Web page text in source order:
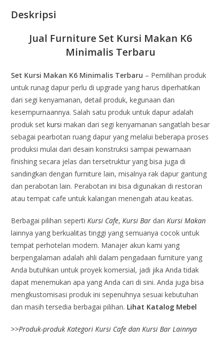
Deskripsi
Jual Furniture Set Kursi Makan K6
Minimalis Terbaru
Set Kursi Makan K6 Minimalis Terbaru – Pemilihan produk
untuk runag dapur perlu di upgrade yang harus diperhatikan
dari segi kenyamanan, detail produk, kegunaan dan
kesempurnaannya. Salah satu produk untuk dapur adalah
produk setkursi makan dari segi kenyamanan sangatlah besar
sebagai pearbotan ruang dapur yang melalui beberapa proses
produksi mulai dari desain konstruksi sampai pewarnaan
finishing secara jelas dan tersetruktur yang bisa juga di
sandingkan dengan furniture lain, misalnya rak dapur gantung
dan perabotan lain. Perabotan ini bisa digunakan di restoran
atau tempat cafe untuk kalangan menengah atau keatas.
Berbagai pilihan seperti Kursi Cafe, Kursi Bar dan Kursi Makan
lainnya yang berkualitas tinggi yang semuanya cocok untuk
tempat perhotelan modern. Manajer akun kami yang
berpengalaman adalah ahli dalam pengadaan furniture yang
Anda butuhkan untuk proyek komersial, jadi jika Anda tidak
dapat menemukan apa yang Anda cari di sini. Anda juga bisa
mengkustomisasi produk ini sepenuhnya sesuai kebutuhan
dan masih tersedia berbagai pilihan. Lihat Katalog Mebel
>>Produk-produk Kategori Kursi Cafe dan Kursi Bar Lainnya